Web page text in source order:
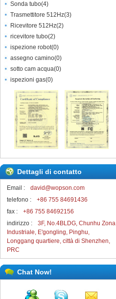
Sonda tubo(4)
Trasmettitore 512Hz(3)
Ricevitore 512Hz(2)
ricevitore tubo(2)
ispezione robot(0)
assegno camino(0)
sotto cam acqua(0)
ispezioni gas(0)
Dettagli di contatto
Email :
david@wopson.com
telefono :
+86 755 84691436
fax :
+86 755 84692156
indirizzo :
3F, No.4BLDG, Chunhu Zona
Industriale, E'gongling, Pinghu,
Longgang quartiere, città di Shenzhen,
PRC
Chat Now!